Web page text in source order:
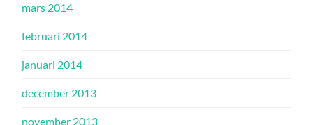
mars 2014
februari 2014
januari 2014
december 2013
november 2013